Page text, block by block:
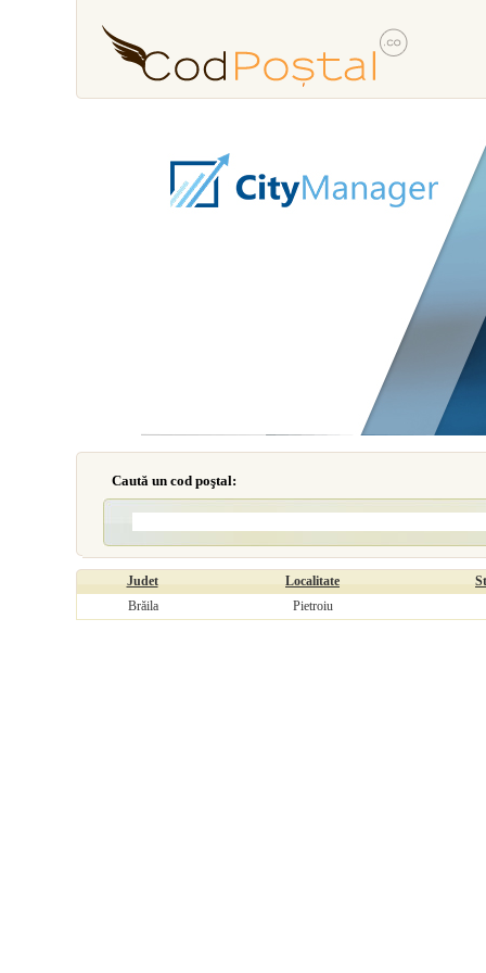
Caută un cod poştal:
Judet Localitate
Brăila
Pietroiu